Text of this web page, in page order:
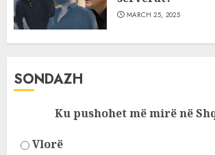
MARCH 25, 2025
SONDAZH
Ku pushohet më mirë në
Vlorë